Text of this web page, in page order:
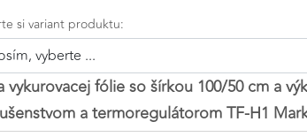
si variant produktu:
vykurovacej fólie so šírkou 100/50 cm a
a termoregulátorom TF-H1